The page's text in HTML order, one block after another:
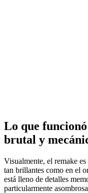
Lo que
brutal y
Visualmente, el remake
tan brillantes como en el
está lleno de detalles
particularmente